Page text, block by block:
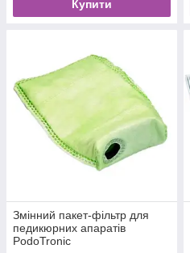
Купити
Змінний пакет-фільтр для
педикюрних апаратів
PodoTronic